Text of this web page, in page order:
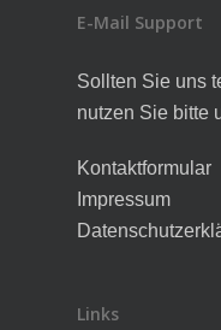
E-Mail Support
Sollten Sie uns
nutzen Sie bitte
Kontaktformular
Impressum
Links